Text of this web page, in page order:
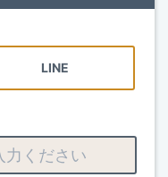
LINE